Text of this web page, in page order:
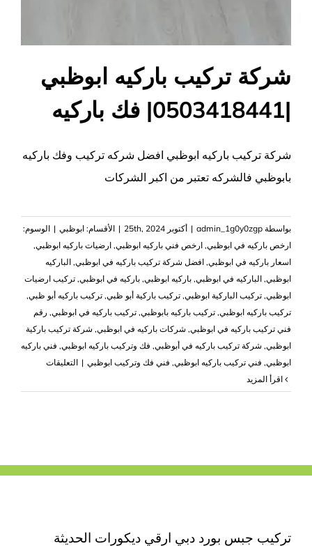
شركة تركيب باركيه ابوظبي
|0503418441| فك باركيه
شركة تركيب باركيه ابوظبي افضل شركه تركيب وفك باركيه
بابوظبي فالشركه تعتبر من اكبر الشركات
بواسطة admin_1g0y0zgp
| أكتوبر 25th, 2024 | الأقسام: ابوظبي | الوسوم:
ارخص باركيه في ابوظبي, ارخص فني باركيه ابوظبي, ارضيات باركيه ابوظبي,
اسعار باركيه في ابوظبي, افضل شركة تركيب باركيه في ابوظبي, الباركيه
ابوظبي, الباركيه في ابوظبي, باركيه ابوظبي, باركيه في ابوظبي, تركيب ارضيات
ابوظبي, تركيب الباركية ابوظبي, تركيب باركية أبو ظبي, تركيب باركيه أبو ظبي,
تركيب باركيه ابوظبي, تركيب باركيه بابوظبي, تركيب باركيه في ابوظبي, رقم
فني تركيب باركيه في ابوظبي, شركات باركيه في ابوظبي, شركة تركيب باركية
ابوظبي, شركة تركيب باركيه في أبوظبي, فك وتركيب باركيه ابوظبي, فني باركيه
ابوظبي, فني تركيب باركيه ابوظبي, فني فك وتركيب ابوظبي | التعليقاتعلى
تركيب
باركيه
تركيب جبس بورد دبي ارقي ديكورات الحديثة